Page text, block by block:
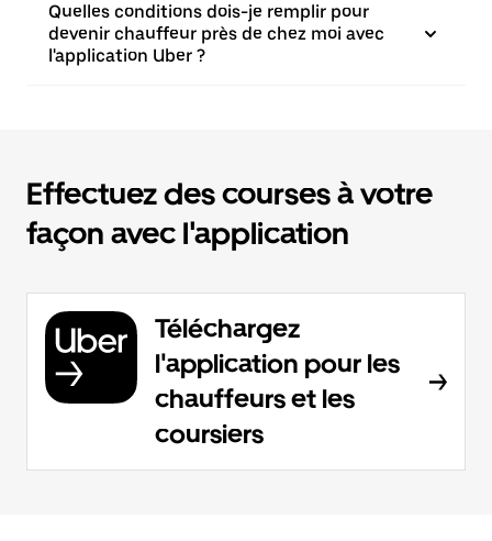
Quelles conditions dois-je remplir pour
devenir chauffeur près de chez moi avec
l'application Uber ?
Effectuez des courses à votre
façon avec l'application
Téléchargez
l'application pour les
chauffeurs et les
coursiers